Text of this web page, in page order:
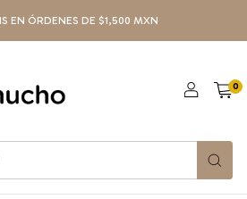
EN ÓRDENES DE $1,500 MXN
0